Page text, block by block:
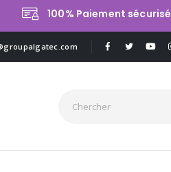
100% Paiement sécurisé